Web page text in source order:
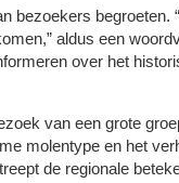
bezoekers begroeten.
aldus een
over het
van een grote
molentype en het
de regionale